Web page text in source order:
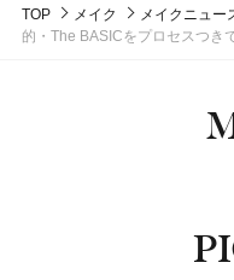
TOP メイク メイクニュー
的・The BASICをプロセスつき